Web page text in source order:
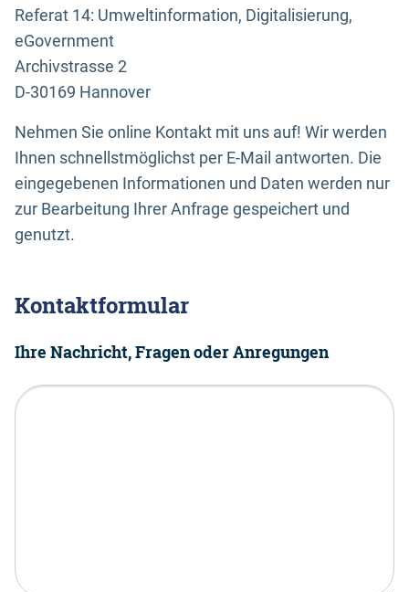
Referat 14: Umweltinformation, Digitalisierung,
eGovernment
Archivstrasse 2
D-30169 Hannover
Nehmen Sie online Kontakt mit uns auf! Wir werden
Ihnen schnellstmöglichst per E-Mail antworten. Die
eingegebenen Informationen und Daten werden nur
zur Bearbeitung Ihrer Anfrage gespeichert und
genutzt.
Kontaktformular
Ihre Nachricht, Fragen oder Anregungen